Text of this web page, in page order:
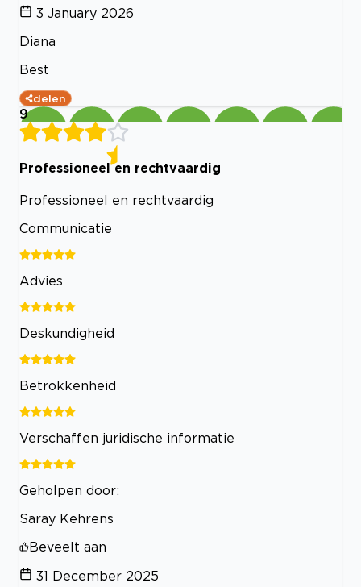
3 January 2026
Diana
Best
delen
9
Professioneel en rechtvaardig
Professioneel en rechtvaardig
Communicatie
Advies
Deskundigheid
Betrokkenheid
Verschaffen juridische informatie
Geholpen door:
Saray Kehrens
Beveelt aan
31 December 2025